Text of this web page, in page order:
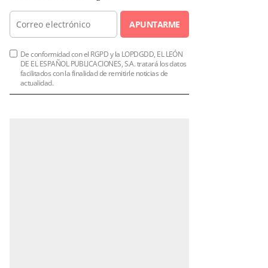
APUNTARME
De conformidad con el RGPD y la LOPDGDD, EL LEÓN
DE EL ESPAÑOL PUBLICACIONES, S.A. tratará los datos
facilitados con la finalidad de remitirle noticias de
actualidad.